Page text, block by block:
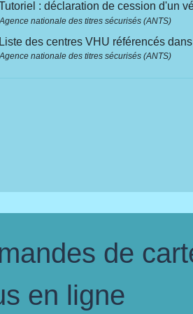
: déclaration de cession d'un
Agence nationale des titres sécurisés (ANTS)
Liste des centres VHU référencés
Agence nationale des titres sécurisés (ANTS)
de
en ligne